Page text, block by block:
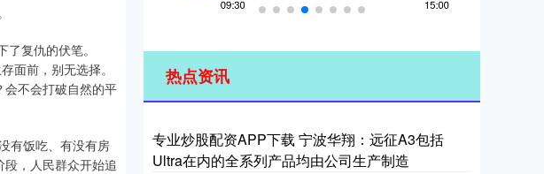
复仇的伏笔。
面前，别无选择。
会不会打破自然的平
有饭吃、有没有房
，人民群众开始追
热点资讯
专业炒股配资APP下载 宁波华翔：远征A3包括
Ultra在内的全系列产品均由公司生产制造